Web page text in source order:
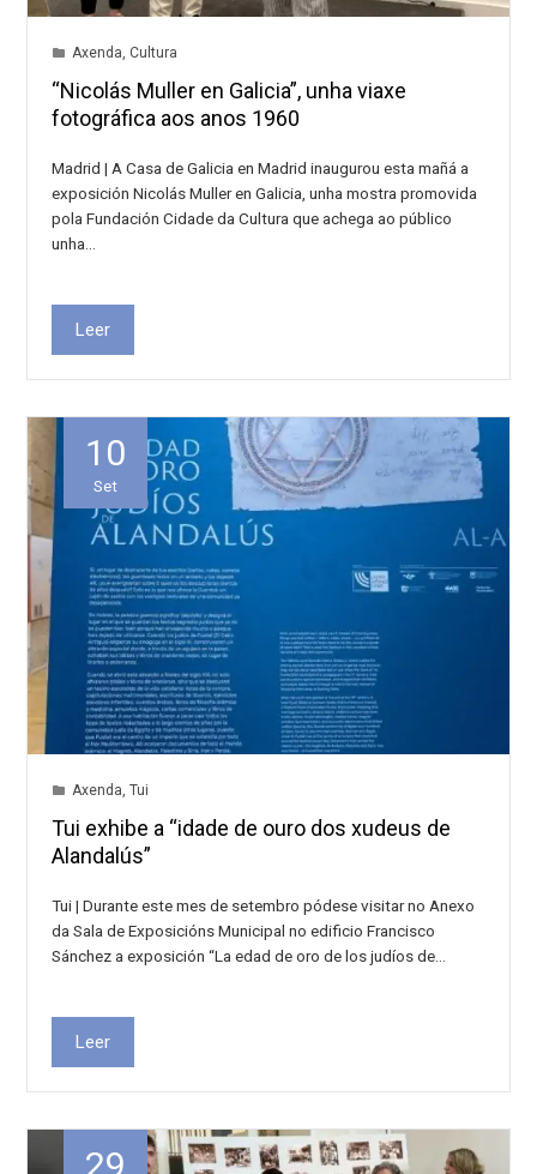
Axenda, Cultura
“Nicolás Muller en Galicia”, unha viaxe
fotográfica aos anos 1960
Madrid | A Casa de Galicia en Madrid inaugurou esta mañá a
exposición Nicolás Muller en Galicia, unha mostra promovida
pola Fundación Cidade da Cultura que achega ao público
unha…
Leer
10
Set
Axenda,Tui
Tui exhibe a “idade de ouro dos xudeus de
Alandalús”
Tui | Durante este mes de setembro pódese visitar no Anexo
da Sala de Exposicións Municipal no edificio Francisco
Sánchez a exposición “La edad de oro de los judíos de…
Leer
29